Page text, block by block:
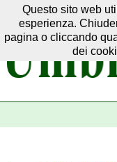
Il
Questo sito web
esperienza.
pagina o cliccando
dei